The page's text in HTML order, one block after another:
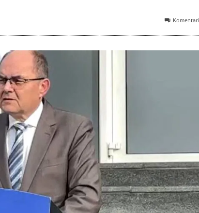
Komentari